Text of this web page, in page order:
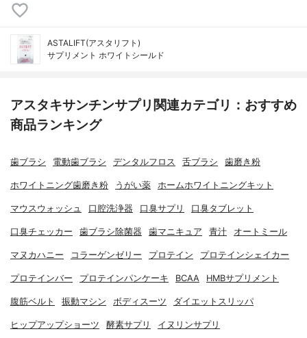
ASTALIFT(アスタリフト)
サプリメント ホワイトシールド
アスタキサンチンサプリ関連カテゴリ：おすすめ
商品ランキング
歯ブラシ 電動歯ブラシ デンタルフロス 舌ブラシ 歯磨き粉
ホワイトニング歯磨き粉 うがい薬 ホームホワイトニングキット
マウスウォッシュ 口腔洗浄器 口臭サプリ 口臭タブレット
口臭チェッカー 歯ブラシ除菌器 歯マニキュア 青汁 オートミール
マヌカハニー コラーゲンゼリー プロテイン プロテインシェイカー
プロテインバー プロテインパンケーキ BCAA HMBサプリメント
腹筋ベルト 振動マシン ボディスーツ ダイエットスリッパ
ヒップアップショーツ 酵素サプリ イヌリンサプリ